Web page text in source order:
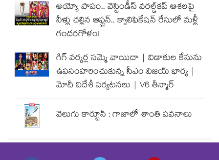
అయ్యో పాపం.. వెస్టిండీస్ వరల్డ్‌కప్ ఆశలపై
నీళ్లు చల్లిన ఆఫ్ఘన్.. క్వాలిఫికేషన్ రేసులో మళ్లీ
గందరగోళం!
గిగ్ వర్కర్ల సమ్మె వాయిదా | విడాకుల కేసును
ఉపసంహరించుకున్న సీఎం విజయ్ భార్య |
మోదీ విదేశీ పర్యటనలు | V6 తీన్మార్
వెలుగు కార్టూన్ : గాజాలో శాంతి పవనాలు